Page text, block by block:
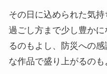
その日に込められた気持
過ごし方まで少し豊か
るのもよし、防災への
な作品で盛り上がるのも